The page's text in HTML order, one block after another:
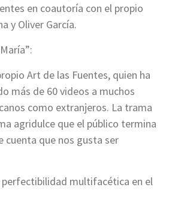
en coautoría con el propio
y Oliver García.
Art de las Fuentes, quien ha
más de 60 videos a muchos
como extranjeros. La trama
agridulce que el público termina
cuenta que nos gusta ser
perfectibilidad multifacética en el